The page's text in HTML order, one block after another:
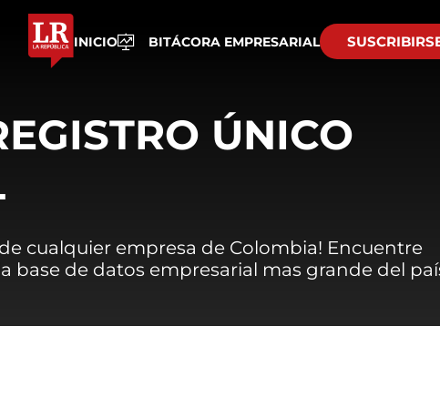
INICIO BITÁCORA EMPRESARIAL
ÚNICO
cualquier empresa de Colombia! Encuentre
base de datos empresarial mas grande del